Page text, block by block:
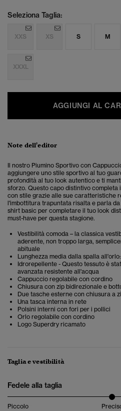
Seleziona Taglia:
XXS XS S M
XXXL
AGGIUNGI AL
Note dell'editor
Il nostro Piumino Sportivo con
aggiungere uno stile sportivo al tuo
profondità al tuo look autentico e ti
sforzo. Questo capo distintivo completa
con stile grazie alle sue caratteristiche
l'imbottitura trapuntata risalta e parla
shirt basic per completare il tuo look
must-have per questa stagione.
Vestibilità comoda – la classica
aderente, non troppo larga,
abituale
Lunghezza media dalla spalla
Idrorepellente - Questo tessuto è
avanzata resistente all'acqua
Cappuccio regolabile con cordino
Chiusura con zip bidirezionale e
Due tasche esterne con chiusura a
Una tasca interna in rete
Polsini interni con fori per i pollici
Orlo regolabile con cordino
Logo Superdry ricamato
Taglia e vestibilità
Fedele alla taglia
Piccolo